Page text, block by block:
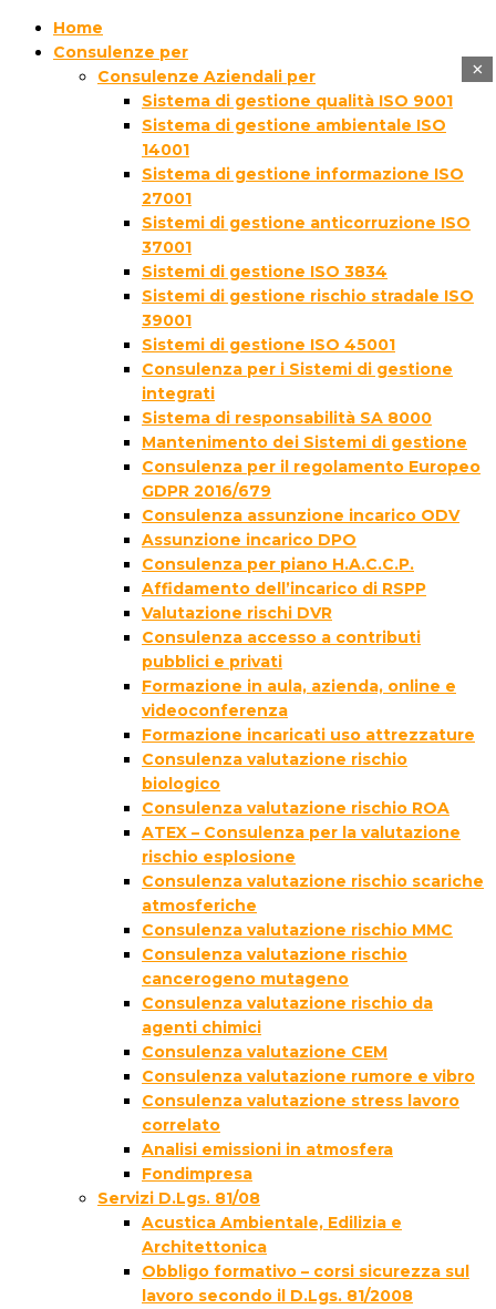
Home
Consulenze per
Consulenze Aziendali per
Sistema di gestione qualità ISO 9001
Sistema di gestione ambientale ISO
14001
Sistema di gestione informazione ISO
27001
Sistemi di gestione anticorruzione ISO
37001
Sistemi di gestione ISO 3834
Sistemi di gestione rischio stradale ISO
39001
Sistemi di gestione ISO 45001
Consulenza per i Sistemi di gestione
integrati
Sistema di responsabilità SA 8000
Mantenimento dei Sistemi di gestione
Consulenza per il regolamento Europeo
GDPR 2016/679
Consulenza assunzione incarico ODV
Assunzione incarico DPO
Consulenza per piano H.A.C.C.P.
Affidamento dell’incarico di RSPP
Valutazione rischi DVR
Consulenza accesso a contributi
pubblici e privati
Formazione in aula, azienda, online e
videoconferenza
Formazione incaricati uso attrezzature
Consulenza valutazione rischio
biologico
Consulenza valutazione rischio ROA
ATEX – Consulenza per la valutazione
rischio esplosione
Consulenza valutazione rischio scariche
atmosferiche
Consulenza valutazione rischio MMC
Consulenza valutazione rischio
cancerogeno mutageno
Consulenza valutazione rischio da
agenti chimici
Consulenza valutazione CEM
Consulenza valutazione rumore e vibro
Consulenza valutazione stress lavoro
correlato
Analisi emissioni in atmosfera
Fondimpresa
Servizi D.Lgs. 81/08
Acustica Ambientale, Edilizia e
Architettonica
Obbligo formativo – corsi sicurezza sul
lavoro secondo il D.Lgs. 81/2008
×